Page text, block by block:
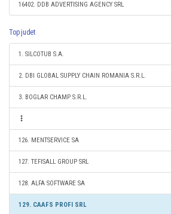
16402. DDB ADVERTISING AGENCY SRL
Top judet
1. SILCOTUB S.A.
2. DBI GLOBAL SUPPLY CHAIN ROMANIA S.R.L.
3. BOGLAR CHAMP S.R.L.
126. MENTSERVICE SA
127. TEFISALL GROUP SRL
128. ALFA SOFTWARE SA
129. CAAFS PROFI SRL